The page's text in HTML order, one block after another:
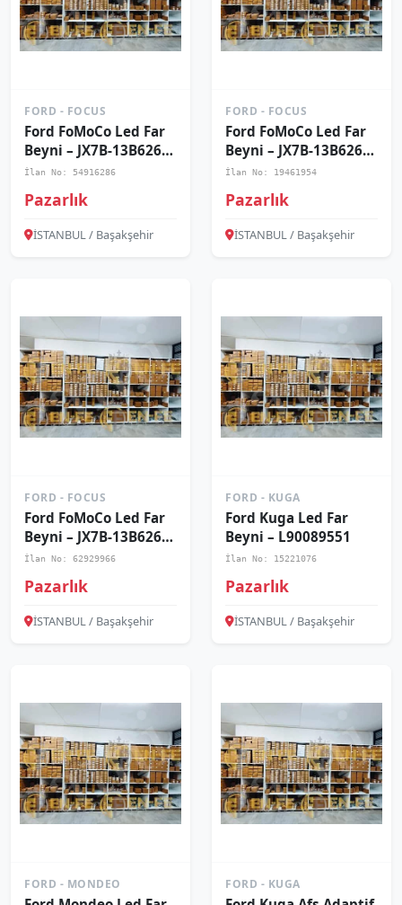
FORD - FOCUS
Ford FoMoCo Led Far
Beyni – JX7B-13B626-
AG
İlan No: 54916286
Pazarlık
İSTANBUL / Başakşehir
FORD - FOCUS
Ford FoMoCo Led Far
Beyni – JX7B-13B626-
BL
İlan No: 19461954
Pazarlık
İSTANBUL / Başakşehir
FORD - FOCUS
Ford FoMoCo Led Far
Beyni – JX7B-13B626-
AK
İlan No: 62929966
Pazarlık
İSTANBUL / Başakşehir
FORD - KUGA
Ford Kuga Led Far
Beyni – L90089551
İlan No: 15221076
Pazarlık
İSTANBUL / Başakşehir
FORD - MONDEO FORD - KUGA